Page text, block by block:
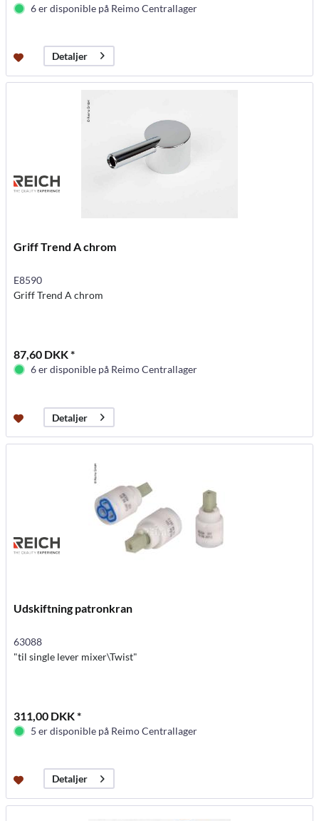
6 er disponible på Reimo Centrallager
Detaljer
Griff Trend A chrom
E8590
Griff Trend A chrom
87,60 DKK *
6 er disponible på Reimo Centrallager
Detaljer
Udskiftning patronkran
63088
"til single lever mixer\Twist"
311,00 DKK *
5 er disponible på Reimo Centrallager
Detaljer